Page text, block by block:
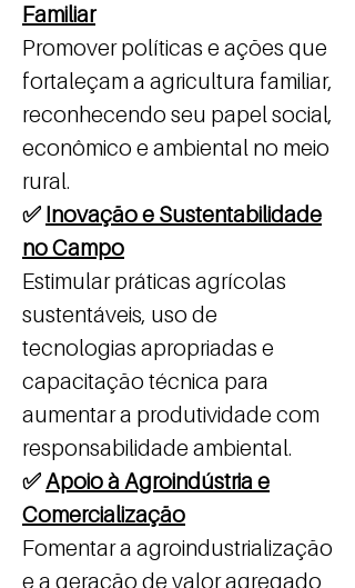
Familiar
Promover políticas e ações que
fortaleçam a agricultura familiar,
reconhecendo seu papel social,
econômico e ambiental no meio
rural.
✅ Inovação e Sustentabilidade
no Campo
Estimular práticas agrícolas
sustentáveis, uso de
tecnologias apropriadas e
capacitação técnica para
aumentar a produtividade com
responsabilidade ambiental.
✅Apoio à Agroindústria e
Comercialização
Fomentar a agroindustrialização
e a geração de valor agregado